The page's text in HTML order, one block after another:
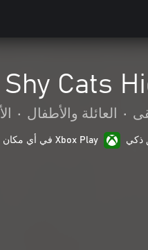
Shy Cats
• العائلة والأطفال •
ذكي Xbox Play في أي مكان